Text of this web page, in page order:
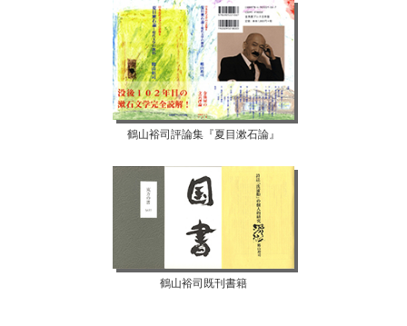
鶴山裕司評論集『夏目漱石論』
鶴山裕司既刊書籍